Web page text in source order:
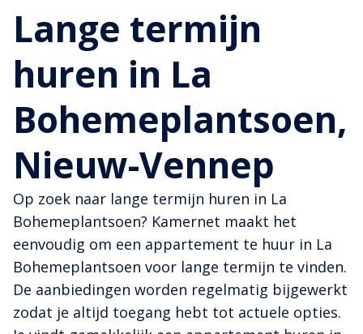
Lange termijn
huren in La
Bohemeplantsoen,
Nieuw-Vennep
Op zoek naar lange termijn huren in La
Bohemeplantsoen? Kamernet maakt het
eenvoudig om een appartement te huur in La
Bohemeplantsoen voor lange termijn te vinden.
De aanbiedingen worden regelmatig bijgewerkt
zodat je altijd toegang hebt tot actuele opties.